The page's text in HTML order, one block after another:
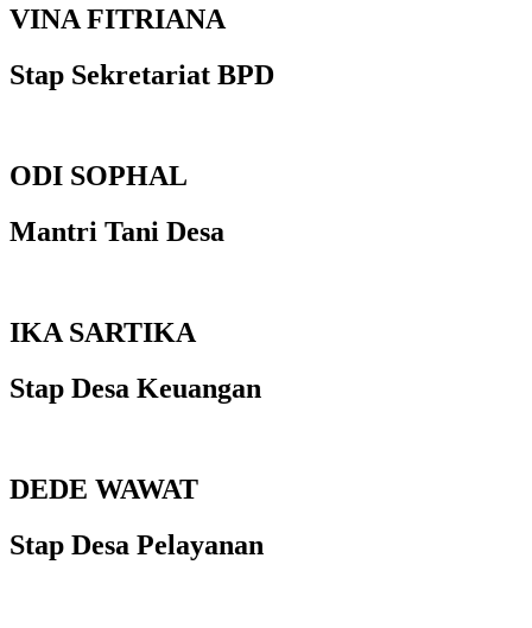
VINA FITRIANA
Stap Sekretariat BPD
ODI SOPHAL
Mantri Tani Desa
IKA SARTIKA
Stap Desa Keuangan
DEDE WAWAT
Stap Desa Pelayanan